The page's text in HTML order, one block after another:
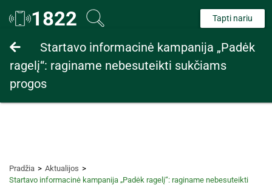
1822 Tapti nariu
Fiziniams asmenims
Juridiniams asmenims
Startavo informacinė kampanija „Padėk
ragelį“: raginame nebesuteikti sukčiams
progos
Pradžia
Aktualijos
Startavo informacinė kampanija „Padėk ragelį“: raginame nebesuteikti